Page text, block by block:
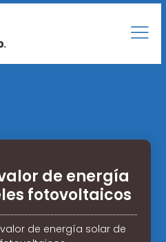
de energía
fotovoltaicos
de energía solar de